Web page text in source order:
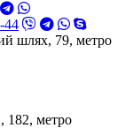
44
шлях, 79, метро
метро